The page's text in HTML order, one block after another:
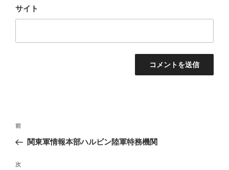
サイト
投
ナ
ビ
前
の
稿
前
関東軍情報本部ハルビン陸軍特務機関
次
次